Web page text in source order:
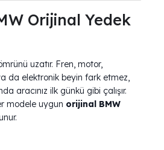
Orijinal Yedek
uzatır. Fren, motor,
da elektronik beyin fark etmez,
aracınız ilk günkü gibi çalışır.
modele uygun orijinal BMW